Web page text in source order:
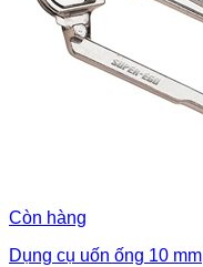
Còn hàng
Dụng cụ uốn ống 10 mm